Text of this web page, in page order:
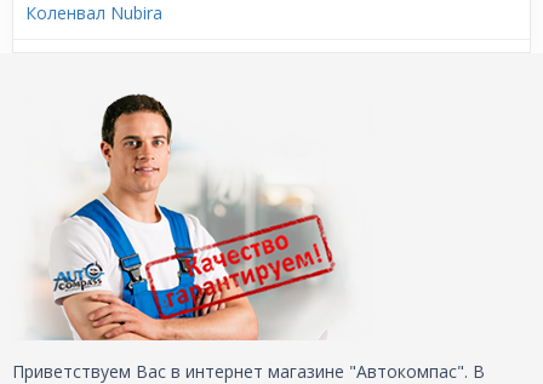
Коленвал Nubira
Приветствуем Вас в интернет магазине "Автокомпас". В